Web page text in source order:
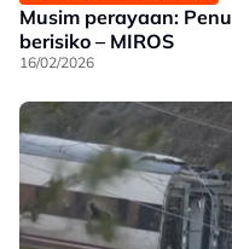
Musim perayaan:
berisiko – MIROS
16/02/2026